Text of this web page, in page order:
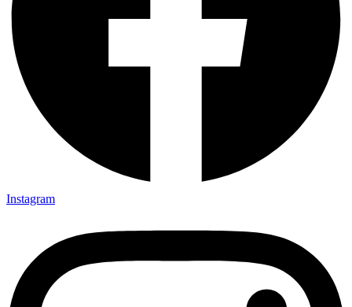
Instagram